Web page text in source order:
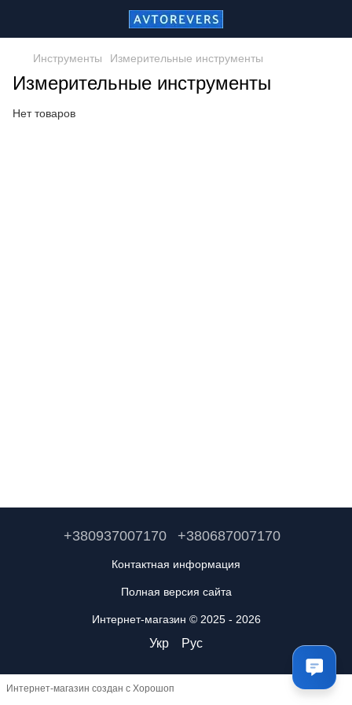
Инструменты Измерительные инструменты
Измерительные инструменты
Нет товаров
+380937007170 +380687007170
Контактная информация
Полная версия сайта
Интернет-магазин © 2025 - 2026
Укр Рус
Интернет-магазин создан с Хорошоп